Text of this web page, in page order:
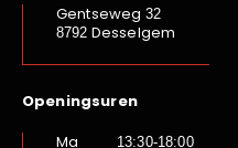
Gentseweg 32
8792 Desselgem
Openingsuren
Ma
13:30-18:00